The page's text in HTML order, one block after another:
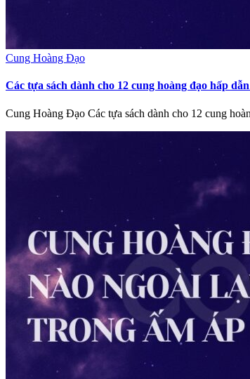
Cung Hoàng Đạo
Các tựa sách dành cho 12 cung hoàng đạo hấp
Cung Hoàng Đạo Các tựa sách dành cho 12 cung